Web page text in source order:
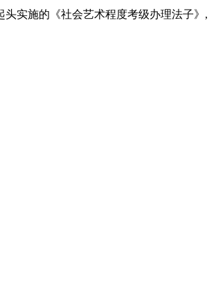
头实施的《社会艺术程度考级办理法子》,